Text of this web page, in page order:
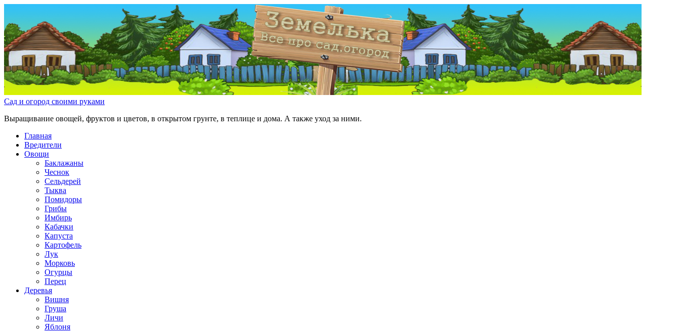
Сад и огород своими руками
Выращивание овощей, фруктов и цветов, в открытом грунте, в теплице и дома. А также уход за ними.
Главная
Вредители
Овощи
Баклажаны
Чеснок
Сельдерей
Тыква
Помидоры
Грибы
Имбирь
Кабачки
Капуста
Картофель
Лук
Морковь
Огурцы
Перец
Деревья
Вишня
Груша
Личи
Яблоня